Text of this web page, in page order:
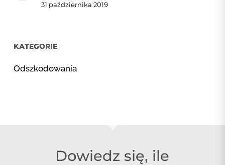
31 października 2019
KATEGORIE
Odszkodowania
Dowiedz się, ile